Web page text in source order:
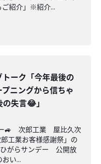
紹介」※紹介...
トーク「今年最後の
ニングから信ちゃ
失言😂」
🚙 次郎工業 屋比久次
工業お客様感謝祭」の
がらサンデー 公開放
い...